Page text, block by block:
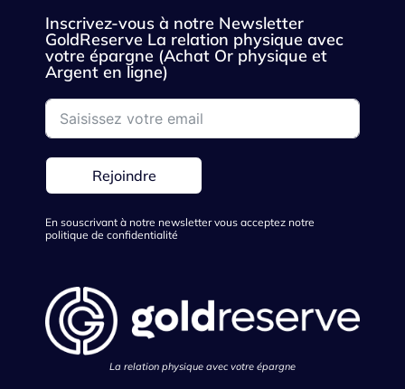
Inscrivez-vous à notre Newsletter
GoldReserve La relation physique avec
votre épargne (Achat Or physique et
Argent en ligne)
Rejoindre
En souscrivant à notre newsletter vous acceptez notre
politique de confidentialité
La relation physique avec votre épargne